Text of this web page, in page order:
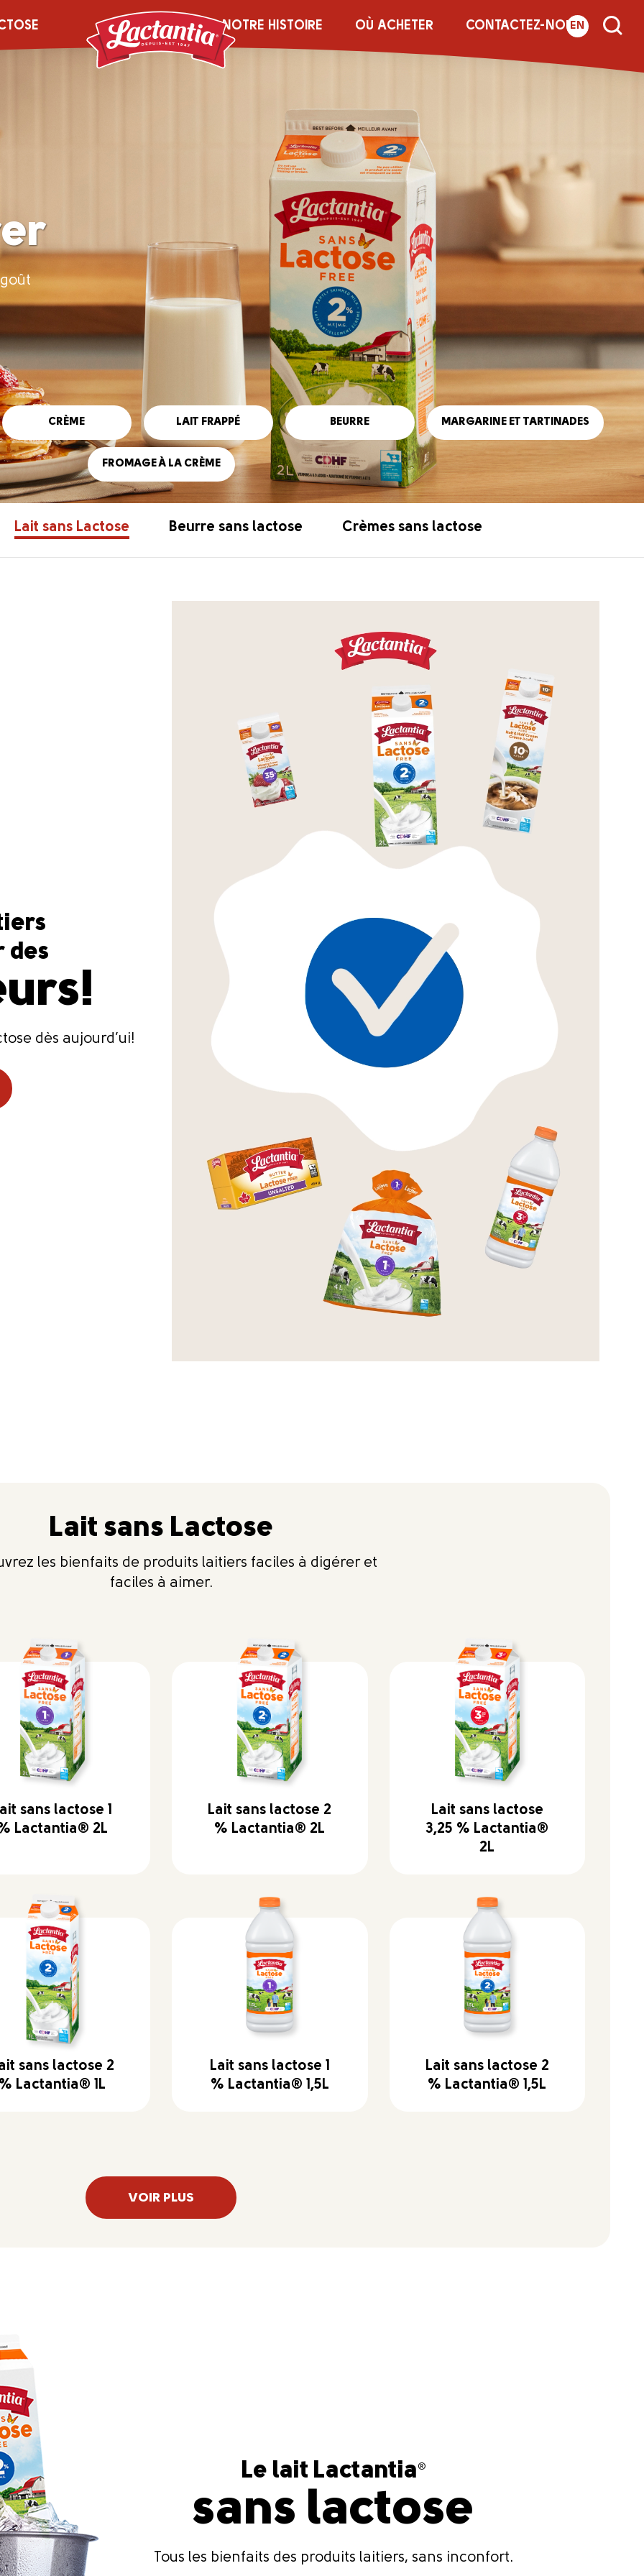
NOTRE HISTOIRE OÙ ACHETER CONTACTEZ-NOUS
EN
CRÈME LAIT FRAPPÉ BEURRE MARGARINE ET TARTINADES
FROMAGE À LA CRÈME
Lait sans Lactose Beurre sans lactose Crèmes sans lactose
des
dès aujourd’ui!
Lait sans Lactose
les bienfaits de produits laitiers faciles à digérer et
faciles à aimer.
sans lactose 1
Lactantia® 2L
Lait sans lactose 2
% Lactantia® 2L
Lait sans lactose
3,25 % Lactantia®
2L
sans lactose 2
% Lactantia® 1L
Lait sans lactose 1
% Lactantia® 1,5L
Lait sans lactose 2
% Lactantia® 1,5L
VOIR PLUS
Le lait Lactantia ®
sans lactose
Tous les bienfaits des produits laitiers, sans inconfort.